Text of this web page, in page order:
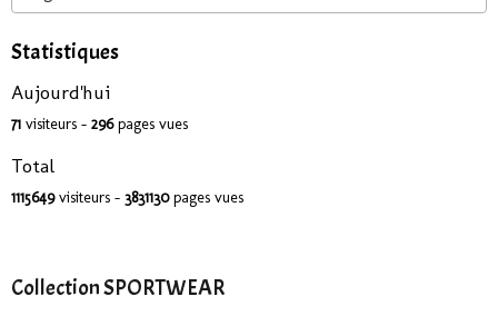
Statistiques
Aujourd'hui
71 visiteurs - 296pages vues
Total
1115649visiteurs - 3831130pages vues
Collection SPORTWEAR